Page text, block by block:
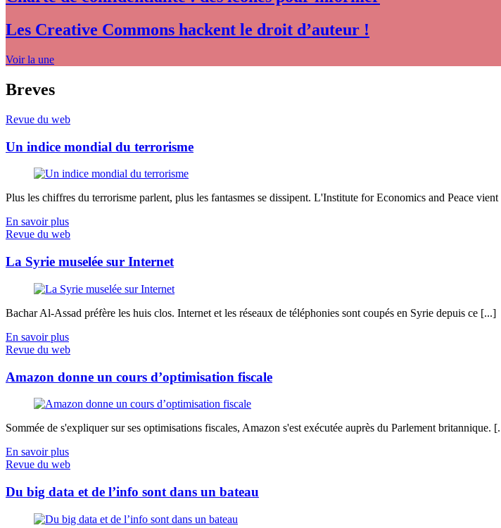
Les Creative Commons hackent le droit d’auteur !
Voir la une
Breves
Revue du web
Un indice mondial du terrorisme
Plus les chiffres du terrorisme parlent, plus les fantasmes se dissipent. L'Institute for Economics and Peace
En savoir plus
Revue du web
La Syrie muselée sur Internet
Bachar Al-Assad préfère les huis clos. Internet et les réseaux de téléphonies sont coupés en Syrie depuis ce [...]
En savoir plus
Revue du web
Amazon donne un cours d’optimisation fiscale
Sommée de s'expliquer sur ses optimisations fiscales, Amazon s'est exécutée auprès du Parlement britannique.
En savoir plus
Revue du web
Du big data et de l’info sont dans un bateau